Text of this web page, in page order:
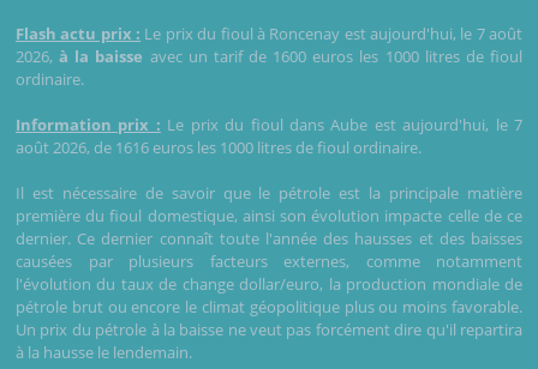
Flash actu prix : Le prix du fioul à Roncenay est aujourd'hui, le 7 août
2026,à la baisse avec un tarif de 1600 euros les 1000 litres de fioul
ordinaire.
Information prix : Le prix du fioul dans Aube est aujourd'hui, le 7
août 2026, de 1616 euros les 1000 litres de fioul ordinaire.
Il est nécessaire de savoir que le pétrole est la principale matière
première du fioul domestique, ainsi son évolution impacte celle de ce
dernier. Ce dernier connaît toute l'année des hausses et des baisses
causées par plusieurs facteurs externes, comme notamment
l'évolution du taux de change dollar/euro, la production mondiale de
pétrole brut ou encore le climat géopolitique plus ou moins favorable.
Un prix du pétrole à la baisse ne veut pas forcément dire qu'il repartira
à la hausse le lendemain.